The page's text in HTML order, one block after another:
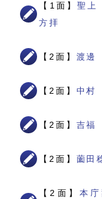
【1面】聖上
方拝
【2面】 渡邊
【2面】 中村
【2面】 吉福
【2面】 薗田
【2面】 本